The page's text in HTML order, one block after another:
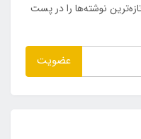
نوشته‌ها را در پست
عضویت